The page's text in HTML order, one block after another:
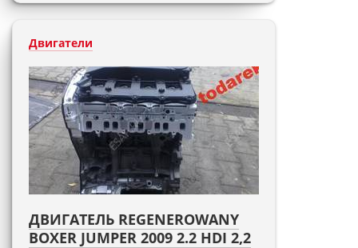
Двигатели
ДВИГАТЕЛЬ REGENEROWANY
BOXER JUMPER 2009 2.2 HDI 2,2